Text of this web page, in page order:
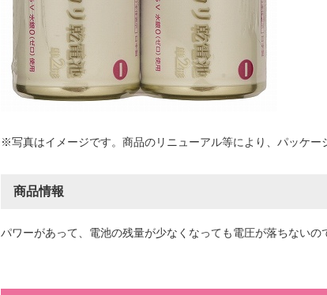
※写真はイメージです。商品のリニューアル等により、パッケー
商品情報
パワーがあって、電池の残量が少なくなっても電圧が落ちない